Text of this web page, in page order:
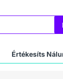
Értékesíts